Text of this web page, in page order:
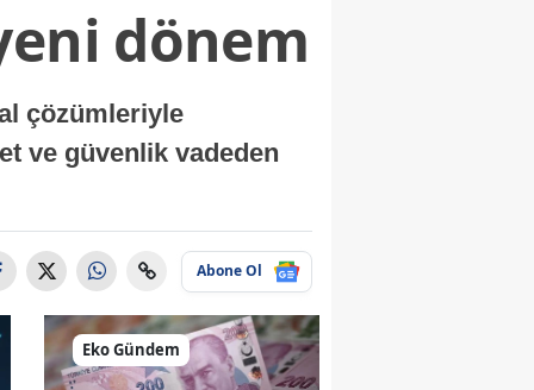
dönem
çözümleriyle
ve güvenlik vadeden
Abone Ol
Eko Gündem